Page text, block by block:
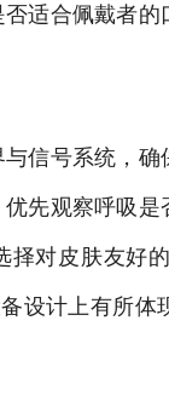
适合佩戴者
信号系统，
先观察呼吸
择对皮肤友好
设计上有所